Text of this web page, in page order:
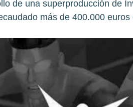
de una superproducción de
más de 400.000